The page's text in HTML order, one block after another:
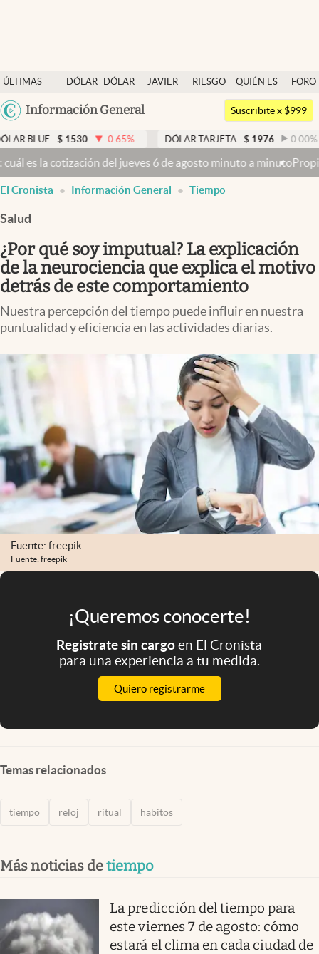
ÚLTIMAS
NOTICIAS
DÓLAR
DÓLAR
JAVIER
RIESGO
QUIÉN ES
QUIÉN
FORO
Argentina
México
Información General
Dólar
Members
Economía y Política
Finanzas y Mercados
Mercados Online
Columnistas
Otras secciones
Infotechnology
Clase
Mundial 2026
Eventos Corporativos
El Cronista Studio
Mediakit
abre en nueva pestaña
Argentina
Suscribite x $999
$ 1530 -0.65% DÓLAR TARJETA $ 1976 0.00%
6 de agosto minuto a minutoPropiedad privada: con
El Cronista Información General Tiempo
Salud
¿Por qué soy imputual? La explicación
de la neurociencia que explica el motivo
detrás de este comportamiento
Nuestra percepción del tiempo puede influir en nuestra
puntualidad y eficiencia en las actividades diarias.
Fuente: freepik
Fuente: freepik
¡Queremos conocerte!
Registrate sin cargoen El Cronista
para una experiencia a tu medida.
Quiero registrarme
Temas relacionados
tiempo reloj ritual habitos
Más noticias detiempo
La predicción del tiempo para
este viernes 7 de agosto: cómo
estará el clima en cada ciudad de